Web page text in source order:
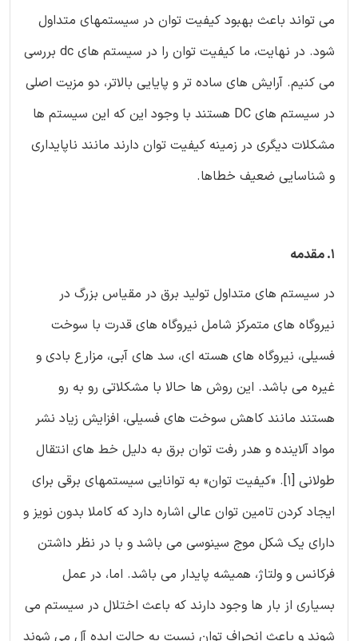
می تواند باعث بهبود کیفیت توان در سیستمهای متداول
شود. در نهایت، ما کیفیت توان را در سیستم های dc بررسی
می کنیم. آرایش های ساده تر و پایایی بالاتر، دو مزیت اصلی
در سیستم های DC هستند با وجود این که این سیستم ها
مشکلات دیگری در زمینه کیفیت توان دارند مانند ناپایداری
و شناسایی ضعیف خطاها.
1. مقدمه
در سیستم های متداول تولید برق در مقیاس بزرگ در
نیروگاه های متمرکز شامل نیروگاه های قدرت با سوخت
فسیلی، نیروگاه های هسته ای، سد های آبی، مزارع بادی و
غیره می باشد. این روش ها حالا با مشکلاتی رو به رو
هستند مانند کاهش سوخت های فسیلی، افزایش زیاد نشر
مواد آلاینده و هدر رفت توان برق به دلیل خط های انتقال
طولانی [1]. «کیفیت توان» به توانایی سیستمهای برقی برای
ایجاد کردن تامین توان عالی اشاره دارد که کاملا بدون نویز و
دارای یک شکل موج سینوسی می باشد و با در نظر داشتن
فرکانس و ولتاژ، همیشه پایدار می باشد. اما، در عمل
بسیاری از بار ها وجود دارند که باعث اختلال در سیستم می
شوند و باعث انحراف توان نسبت به حالت ایده آل می شوند